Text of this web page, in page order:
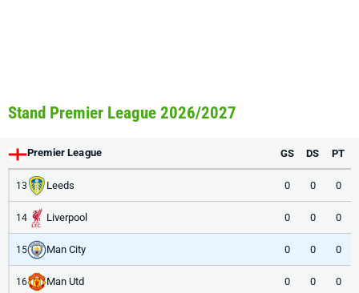
Stand Premier League 2026/2027
Premier League GS DS PT
13 Leeds 0 0 0
14 Liverpool 0 0 0
15 Man City 0 0 0
16 Man Utd 0 0 0